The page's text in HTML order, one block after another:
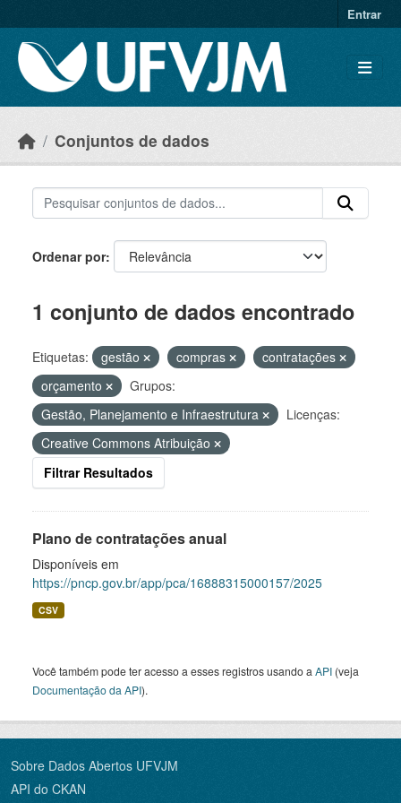
Entrar
Conjuntos de dados
Ordenar por
1 conjunto de dados encontrado
Etiquetas: gestão compras
contratações
orçamento
Grupos:
Gestão, Planejamento e Infraestrutura
Licenças:
Creative Commons Atribuição
Filtrar Resultados
Plano de contratações anual
Disponíveis em
https://pncp.gov.br/app/pca/16888315000157/2025
CSV
Você também pode ter acesso a esses registros usando a API (veja
Documentação da API).
Sobre Dados Abertos UFVJM
API do CKAN